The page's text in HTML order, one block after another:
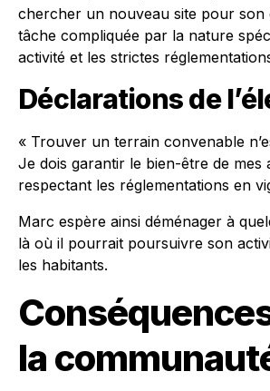
chercher un nouveau site pour son
tâche compliquée par la nature
activité et les strictes
Déclarations de
« Trouver un terrain convenable
Je dois garantir le bien-être de mes
respectant les réglementations en
Marc espère ainsi déménager à
là où il pourrait poursuivre son
les habitants.
la